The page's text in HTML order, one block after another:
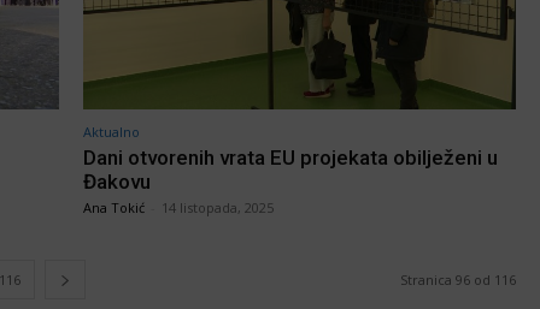
Aktualno
Dani otvorenih vrata EU projekata obilježeni u
Đakovu
Ana Tokić 14 listopada, 2025
116 Stranica 96 od 116